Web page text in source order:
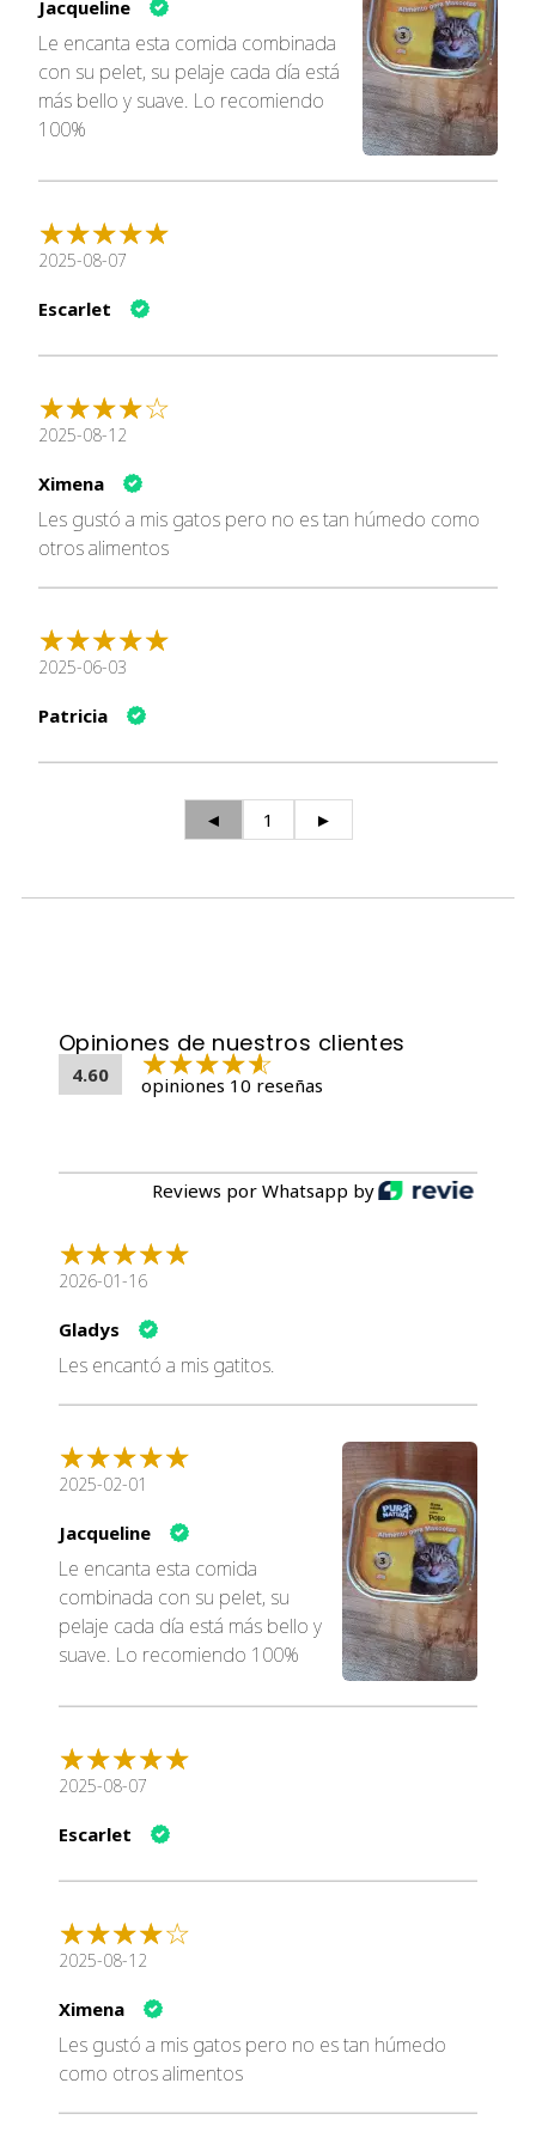
Jacqueline
Le encanta esta comida combinada
con su pelet, su pelaje cada día está
más bello y suave. Lo recomiendo
100%
2025-08-07
Escarlet
2025-08-12
Ximena
Les gustó a mis gatos pero no es tan húmedo como
otros alimentos
2025-06-03
Patricia
◄ 1 ►
Opiniones de nuestros clientes
4.60 opiniones 10 reseñas
Reviews por Whatsapp by
2026-01-16
Gladys
Les encantó a mis gatitos.
2025-02-01
Jacqueline
Le encanta esta comida
combinada con su pelet, su
pelaje cada día está más bello y
suave. Lo recomiendo 100%
2025-08-07
Escarlet
2025-08-12
Ximena
Les gustó a mis gatos pero no es tan húmedo
como otros alimentos